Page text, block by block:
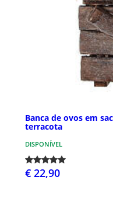
Banca de ovos em
terracota
DISPONÍVEL
€ 22,90